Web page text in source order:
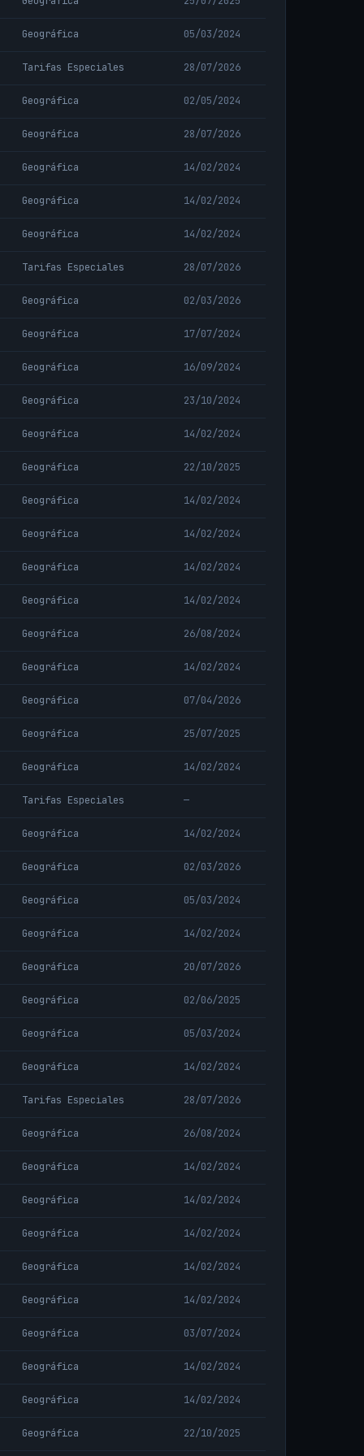
Geográfica 05/03/2024
Tarifas Especiales 28/07/2026
Geográfica 02/05/2024
Geográfica 28/07/2026
Geográfica 14/02/2024
Geográfica 14/02/2024
Geográfica 14/02/2024
Tarifas Especiales 28/07/2026
Geográfica 02/03/2026
Geográfica 17/07/2024
Geográfica 16/09/2024
Geográfica 23/10/2024
Geográfica 14/02/2024
Geográfica 22/10/2025
Geográfica 14/02/2024
Geográfica 14/02/2024
Geográfica 14/02/2024
Geográfica 14/02/2024
Geográfica 26/08/2024
Geográfica 14/02/2024
Geográfica 07/04/2026
Geográfica 25/07/2025
Geográfica 14/02/2024
Tarifas Especiales —
Geográfica 14/02/2024
Geográfica 02/03/2026
Geográfica 05/03/2024
Geográfica 14/02/2024
Geográfica 20/07/2026
Geográfica 02/06/2025
Geográfica 05/03/2024
Geográfica 14/02/2024
Tarifas Especiales 28/07/2026
Geográfica 26/08/2024
Geográfica 14/02/2024
Geográfica 14/02/2024
Geográfica 14/02/2024
Geográfica 14/02/2024
Geográfica 14/02/2024
Geográfica 03/07/2024
Geográfica 14/02/2024
Geográfica 14/02/2024
Geográfica 22/10/2025